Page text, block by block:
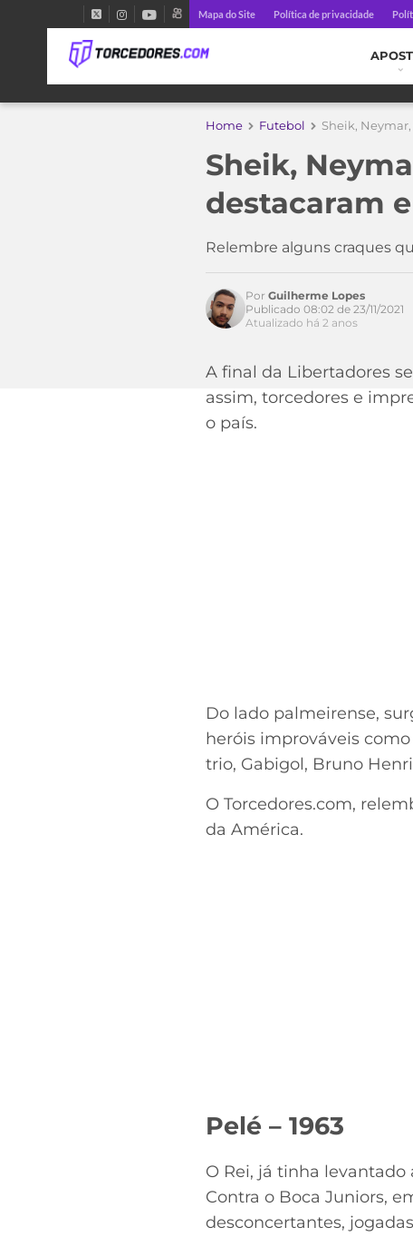
Mapa do Site Política de privacidade
Home Futebol Sheik,
Sheik,
destacaram
Relembre alguns craques
Acesse o perfil do autor
Por Guilherme Lopes
Publicado 08:02 de 23/11/2021
Atualizado há 2 anos
A final da Libertadores
assim, torcedores e
o país.
Do lado palmeirense,
heróis improváveis
trio, Gabigol, Bruno
O Torcedores.com,
da América.
Pelé – 1963
O Rei, já tinha
Contra o Boca Juniors,
desconcertantes,